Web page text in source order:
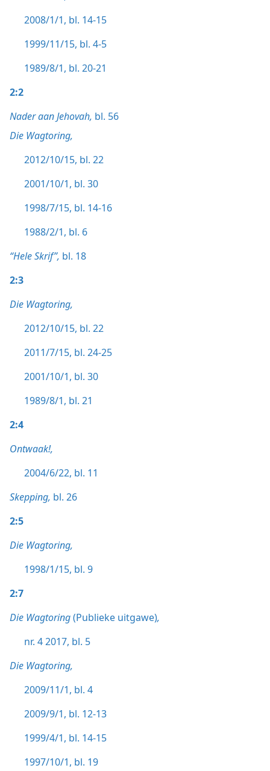
2008/1/1, bl. 14-15
1999/11/15, bl. 4-5
1989/8/1, bl. 20-21
2:2
Nader aan Jehovah, bl. 56
Die Wagtoring,
2012/10/15, bl. 22
2001/10/1, bl. 30
1998/7/15, bl. 14-16
1988/2/1, bl. 6
“Hele Skrif”, bl. 18
2:3
Die Wagtoring,
2012/10/15, bl. 22
2011/7/15, bl. 24-25
2001/10/1, bl. 30
1989/8/1, bl. 21
2:4
Ontwaak!,
2004/6/22, bl. 11
Skepping, bl. 26
2:5
Die Wagtoring,
1998/1/15, bl. 9
2:7
Die Wagtoring(Publieke uitgawe),
nr. 4 2017, bl. 5
Die Wagtoring,
2009/11/1, bl. 4
2009/9/1, bl. 12-13
1999/4/1, bl. 14-15
1997/10/1, bl. 19